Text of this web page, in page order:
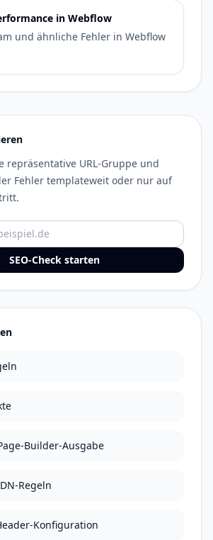
in Webflow
und ähnliche Fehler in Webflow
repräsentative URL-Gruppe und
Fehler templateweit oder nur auf
SEO-Check starten
Builder-Ausgabe
Regeln
Konfiguration